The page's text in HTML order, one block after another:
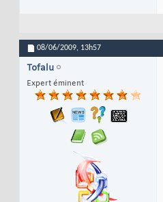
08/06/2009, 13h57
Tofalu
Expert éminent